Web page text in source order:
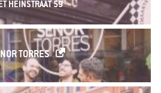
HEINSTRAAT 59
TORRES